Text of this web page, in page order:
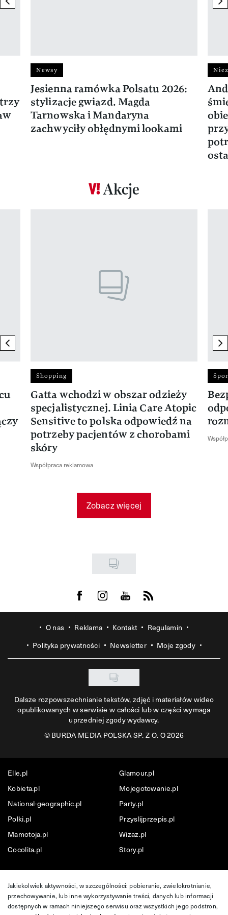
Newsy
Jesienna ramówka Polsatu 2026:
stylizacje gwiazd. Magda
Tarnowska i Mandaryna
zachwyciły obłędnymi lookami
Akcje
previous element
Shopping
Gatta wchodzi w obszar odzieży
specjalistycznej. Linia Care Atopic
Sensitive to polska odpowiedź na
potrzeby pacjentów z chorobami
skóry
Współpraca reklamowa
Zobacz więcej
Visit us on Facebook
Visit us on Instagram
Visit us on Youtube
Visit us on Rss
O nas Reklama Kontakt
Regulamin
Polityka prywatności
Newsletter Moje zgody
Dalsze rozpowszechnianie tekstów, zdjęć i materiałów wideo
opublikowanych w serwisie w całości lub w części wymaga
uprzedniej zgody wydawcy.
©BURDA MEDIA POLSKA SP. Z O. O 2026
Elle.pl
Glamour.pl
Kobieta.pl
Mojegotowanie.pl
National-geographic.pl
Party.pl
Polki.pl
Przyslijprzepis.pl
Mamotoja.pl
Wizaz.pl
Cocolita.pl
Story.pl
Jakiekolwiek aktywności, w szczególności: pobieranie, zwielokrotnianie,
przechowywanie, lub inne wykorzystywanie treści, danych lub informacji
dostępnych w ramach niniejszego serwisu oraz wszystkich jego podstron,